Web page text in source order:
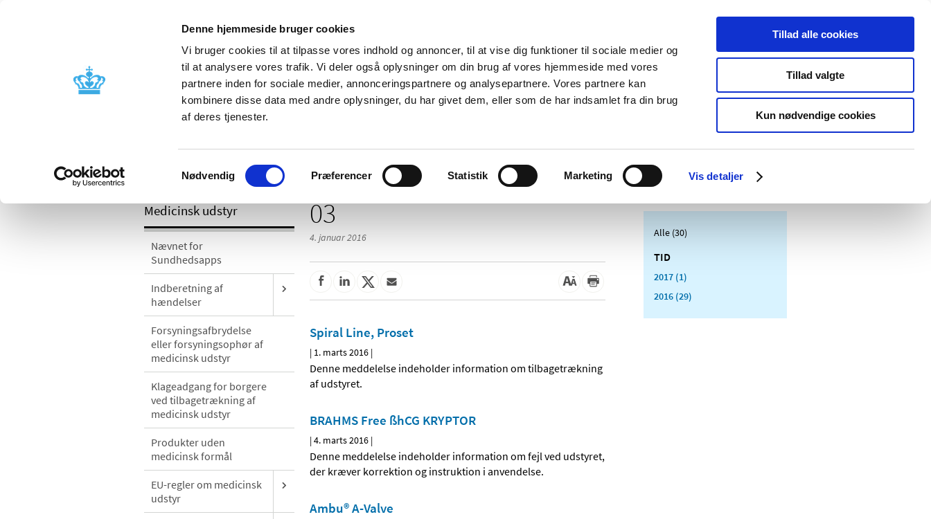
Denne hjemmeside bruger cookies
Vi bruger cookies til at tilpasse vores indhold og annoncer, til at vise dig funktioner til sociale medier og
til at analysere vores trafik. Vi deler også oplysninger om din brug af vores hjemmeside med vores
partnere inden for sociale medier, annonceringspartnere og analysepartnere. Vores partnere kan
kombinere disse data med andre oplysninger, du har givet dem, eller som de har indsamlet fra din brug
af deres tjenester.
Samtykkevalg
Nødvendig Præferencer Statistik Marketing Vis detaljer
Tillad alle cookies
Tillad valgte
Kun nødvendige cookies
Nyheder Om os Kontakt Udgivelser
Godkendelse og
Bivirkninger og
produktinformation
Tilskud og
Apoteker og salg af
Medicinsk
Særlige
produktområder
Medicinsk udstyr / Sikkerhedsmeddelelser / 2016 / 03
Medicinsk udstyr
Nævnet for
Sundhedsapps
Indberetning af
hændelser
Forsyningsafbrydelse
eller forsyningsophør af
medicinsk udstyr
Klageadgang for borgere
ved tilbagetrækning af
medicinsk udstyr
Produkter uden
medicinsk formål
EU-regler om medicinsk
udstyr
03
4. januar 2016
Spiral Line, Proset
| 1. marts 2016 |
Denne meddelelse indeholder information om tilbagetrækning
af udstyret.
BRAHMS Free ßhCG KRYPTOR
|4. marts 2016 |
Denne meddelelse indeholder information om fejl ved udstyret,
der kræver korrektion og instruktion i anvendelse.
Ambu® A-Valve
Alle (30)
TID
2017 (1)
2016 (29)